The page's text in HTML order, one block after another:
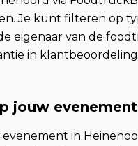
Je kunt filteren op
eigenaar van de
in
jouw
in